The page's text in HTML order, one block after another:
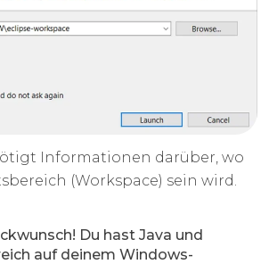
Informationen darüber, wo
(Workspace) sein wird.
Du hast Java und
auf deinem Windows-